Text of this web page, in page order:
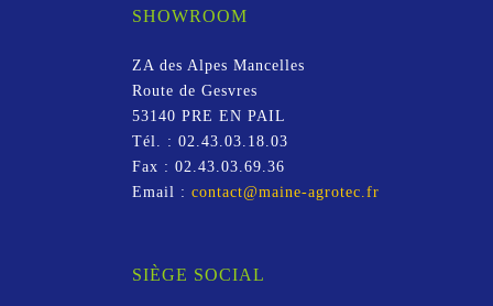
SHOWROOM
ZA des Alpes Mancelles
Route de Gesvres
53140 PRE EN PAIL
Tél. : 02.43.03.18.03
Fax : 02.43.03.69.36
Email : contact@maine-agrotec.fr
SIÈGE SOCIAL